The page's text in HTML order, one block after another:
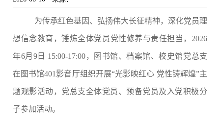
为传承红色基因、弘扬伟大长征精神，深化党员理
想信念教育，锤炼全体党员党性修养与责任担当， 2026
年6月 9日 15:00-17:00 ，图书馆、档案馆、校史馆党总支
在图书馆401 影音厅组织开展“光影映红心 党性铸辉煌”主
题观影活动，党总支全体党员、预备党员及入党积极分
子参加活动。